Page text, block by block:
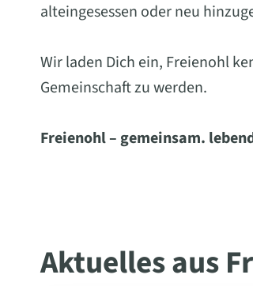
alteingesessen oder neu
Wir laden Dich ein, Freienohl
Gemeinschaft zu werden.
Freienohl – gemeinsam.
Aktuelles aus